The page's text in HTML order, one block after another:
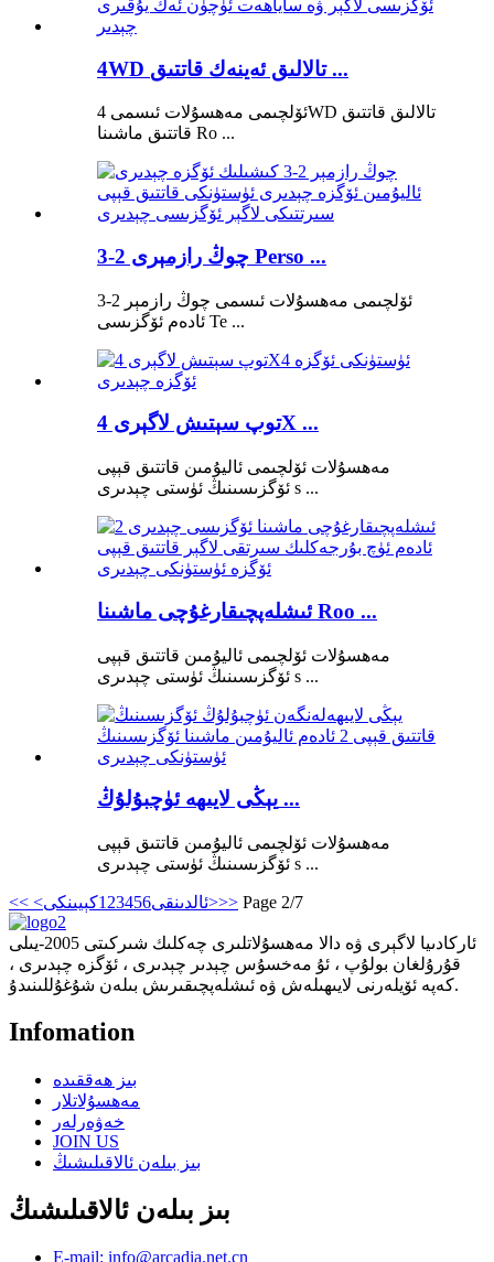
4WD تالالىق ئەينەك قاتتىق ...
ئۆلچىمى مەھسۇلات ئىسمى 4WD تالالىق قاتتىق
قاتتىق ماشىنا Ro ...
چوڭ رازمېرى 2-3 Perso ...
ئۆلچىمى مەھسۇلات ئىسمى چوڭ رازمېر 2-3
ئادەم ئۆگزىسى Te ...
توپ سېتىش لاگېرى 4X ...
مەھسۇلات ئۆلچىمى ئاليۇمىن قاتتىق قېپى
ئۆگزىسىنىڭ ئۈستى چېدىرى s ...
ئىشلەپچىقارغۇچى ماشىنا Roo ...
مەھسۇلات ئۆلچىمى ئاليۇمىن قاتتىق قېپى
ئۆگزىسىنىڭ ئۈستى چېدىرى s ...
يېڭى لايىھە ئۈچبۇلۇڭ ...
مەھسۇلات ئۆلچىمى ئاليۇمىن قاتتىق قېپى
ئۆگزىسىنىڭ ئۈستى چېدىرى s ...
<< <ئالدىنقى 1 23456 كېيىنكى>>> Page 2/7
ئاركادىيا لاگېرى ۋە دالا مەھسۇلاتلىرى چەكلىك شىركىتى 2005-يىلى
قۇرۇلغان بولۇپ ، ئۇ مەخسۇس چېدىر چېدىرى ، ئۆگزە چېدىرى ،
كەپە ئۆيلەرنى لايىھىلەش ۋە ئىشلەپچىقىرىش بىلەن شۇغۇللىنىدۇ.
Infomation
بىز ھەققىدە
مەھسۇلاتلار
خەۋەرلەر
JOIN US
بىز بىلەن ئالاقىلىشىڭ
بىز بىلەن ئالاقىلىشىڭ
E-mail: info@arcadia.net.cn